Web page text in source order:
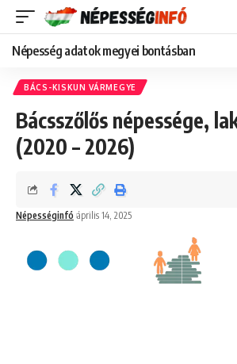
Népesség adatok megyei bontásban
BÁCS-KISKUN VÁRMEGYE
Bácsszőlős népessége,
(2020 – 2026)
Népességinfó április 14, 2025